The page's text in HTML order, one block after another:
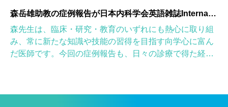
森岳雄助教の症例報告が日本内科学会英語雑誌Internal Medicineに掲載されました
森先生は、臨床・研究・教育のいずれにも熱心に取り組
み、常に新たな知識や技能の習得を目指す向学心に富ん
だ医師です。今回の症例報告も、日々の診療で得た経験